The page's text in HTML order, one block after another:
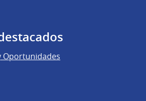
Oportunidades